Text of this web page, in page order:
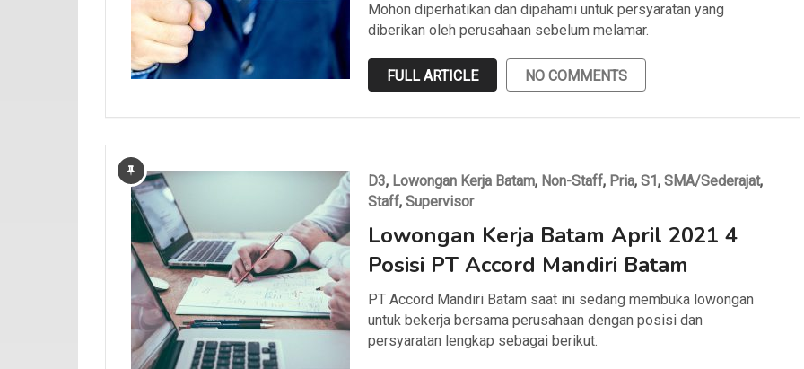
Mohon diperhatikan dan dipahami untuk persyaratan yang
diberikan oleh perusahaan sebelum melamar.
FULL ARTICLE NO COMMENTS
D3, Lowongan Kerja Batam, Non-Staff, Pria, S1, SMA/Sederajat,
Staff, Supervisor
Lowongan Kerja Batam April 2021 4
Posisi PT Accord Mandiri Batam
PT Accord Mandiri Batam saat ini sedang membuka lowongan
untuk bekerja bersama perusahaan dengan posisi dan
persyaratan lengkap sebagai berikut.